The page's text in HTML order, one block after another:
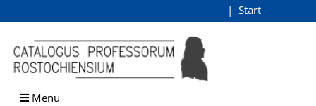
Browsen
direkt zum Inhalt
Start
Menü